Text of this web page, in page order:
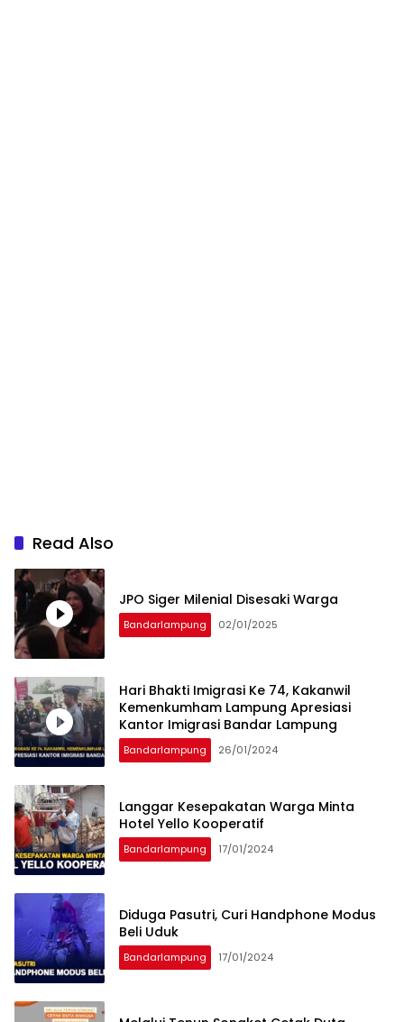
Read Also
JPO Siger Milenial Disesaki Warga
Bandarlampung 02/01/2025
Hari Bhakti Imigrasi Ke 74, Kakanwil
Kemenkumham Lampung Apresiasi
Kantor Imigrasi Bandar Lampung
Bandarlampung 26/01/2024
Langgar Kesepakatan Warga Minta
Hotel Yello Kooperatif
Bandarlampung 17/01/2024
Diduga Pasutri, Curi Handphone Modus
Beli Uduk
Bandarlampung 17/01/2024